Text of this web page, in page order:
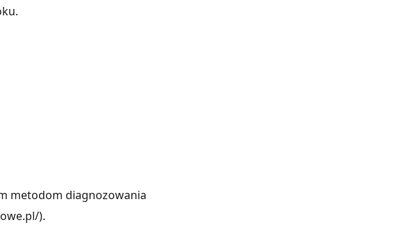
metodom diagnozowania
).